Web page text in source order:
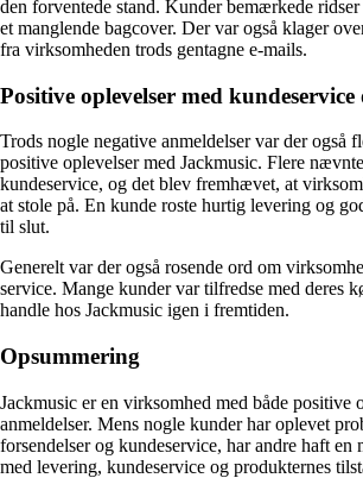
den forventede stand. Kunder bemærkede
et manglende bagcover. Der var også klager
fra virksomheden trods gentagne e-mails.
Positive oplevelser med kundeservice
Trods nogle negative anmeldelser var der også
positive oplevelser med Jackmusic. Flere
kundeservice, og det blev fremhævet, at
at stole på. En kunde roste hurtig levering og
til slut.
Generelt var der også rosende ord om
service. Mange kunder var tilfredse med deres
handle hos Jackmusic igen i fremtiden.
Opsummering
Jackmusic er en virksomhed med både positive
anmeldelser. Mens nogle kunder har oplevet
forsendelser og kundeservice, har andre haft en
med levering, kundeservice og produkternes